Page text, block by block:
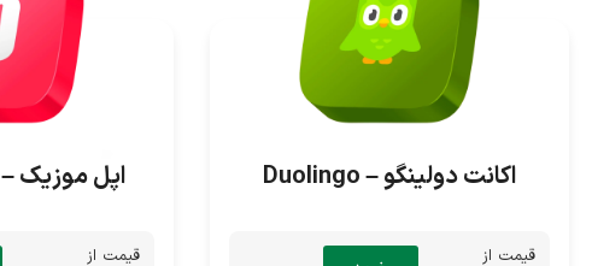
اکانت دولینگو – Duolingo
قیمت از
اپل موزیک – Apple Music
قیمت از